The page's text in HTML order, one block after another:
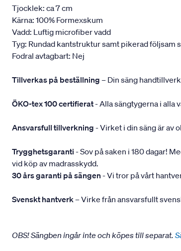
Tjocklek: ca 7 cm
Kärna: 100% Formexskum
Vadd: Luftig microfiber vadd
Tyg: Rundad kantstruktur samt pikerad följsam
Fodral avtagbart: Nej
Tillverkas på beställning – Din säng
ÖKO-tex 100 certifierat- Alla sängtygerna i alla
Ansvarsfull tillverkning - Virket i din säng är av
Trygghetsgaranti - Sov på saken i 180 dagar!
vid köp av madrasskydd.
30 års garanti på sängen - Vi tror på vårt
Svenskt hantverk– Virke från ansvarsfullt
OBS! Sängben ingår inte och köpes till separat.